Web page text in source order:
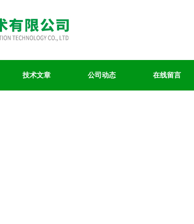
技术文章 公司动态 在线留言